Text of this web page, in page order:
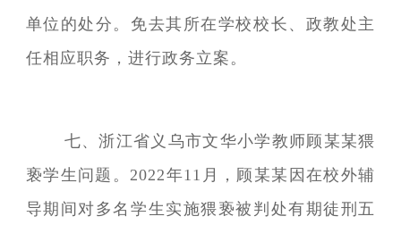
单位的处分。免去其所在学校校长、政教处主
任相应职务，进行政务立案。
七、浙江省义乌市文华小学教师顾某某猥
亵学生问题。2022年11月，顾某某因在校外辅
导期间对多名学生实施猥亵被判处有期徒刑五